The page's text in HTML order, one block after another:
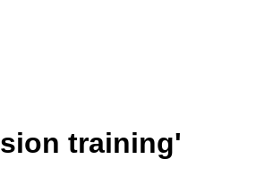
training'